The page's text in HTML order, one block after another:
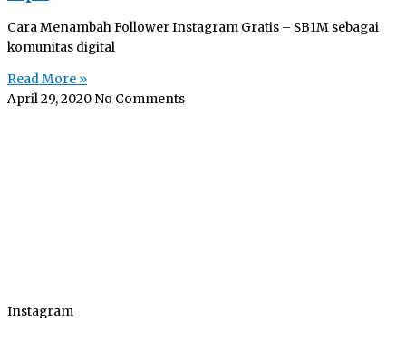
Cara Menambah Follower Instagram Gratis – SB1M sebagai
komunitas digital
Read More »
April 29, 2020 No Comments
Instagram